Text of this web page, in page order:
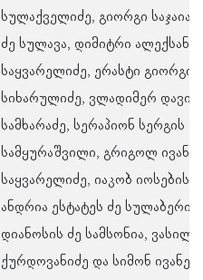
სულაქველიძე, გიორგი საჯაია,
ძე სულავა, დიმიტრი
საყვარელიძე, ერასტი გიორგის
სიხარულიძე, ვლადიმერ
სამხარაძე, სერაპიონ სერგის ძე
სამყურაშვილი, გრიგოლ
საყვარელიძე, იაკობ იოსების
ანდრია ესტატეს ძე
დიანოსის ძე სამსონია, ვასილ
ქურდოვანიძე და სიმონ